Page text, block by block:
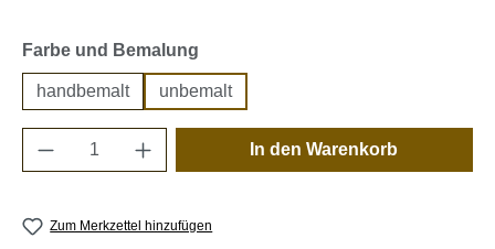
Farbe und Bemalung
handbemalt unbemalt
Produkt Anzahl: Gib den gewünschten
In den Warenkorb
Zum Merkzettel hinzufügen